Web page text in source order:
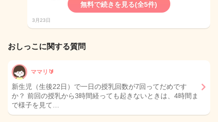
無料で続きを見る(全5件)
3月23日
おしっこに関する質問
ママリ🔰
新生児（生後22日）で一日の授乳回数が7回ってだめです
か？ 前回の授乳から3時間経っても起きないときは、4時間ま
で様子を見て…